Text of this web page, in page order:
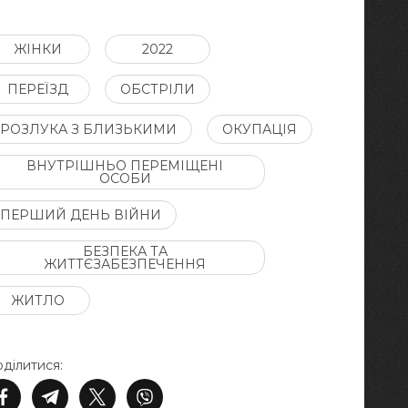
ЖІНКИ 2022
ПЕРЕЇЗД ОБСТРІЛИ
РОЗЛУКА З БЛИЗЬКИМИ ОКУПАЦІЯ
ВНУТРІШНЬО ПЕРЕМІЩЕНІ
ОСОБИ
ПЕРШИЙ ДЕНЬ ВІЙНИ
БЕЗПЕКА ТА
ЖИТТЄЗАБЕЗПЕЧЕННЯ
ЖИТЛО